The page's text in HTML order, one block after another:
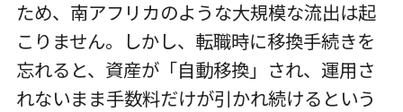
ため、南アフリカのような大規模な流出は起
こりません。しかし、転職時に移換手続きを
忘れると、資産が「自動移換」され、運用さ
れないまま手数料だけが引かれ続けるという